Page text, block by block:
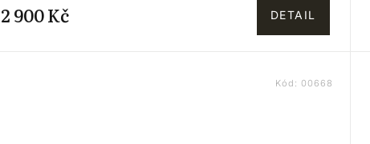
2 900 Kč DETAIL
Kód: 00668